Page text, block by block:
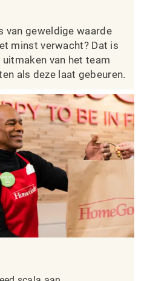
van geweldige waarde
minst verwacht? Dat is
van het team
als deze laat gebeuren.